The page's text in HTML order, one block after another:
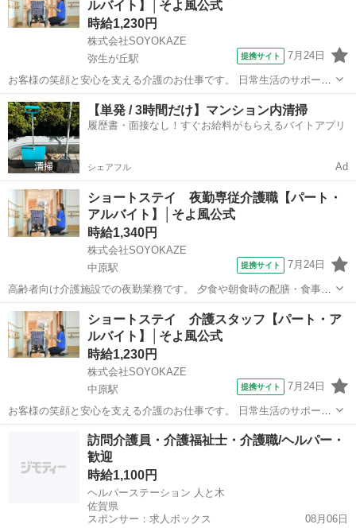
ルバイト】│そよ風公式
時給1,230円
株式会社SOYOKAZE
弥生が丘駅
提携サイト 7月24日
お客様の笑顔と安心を支える介護のお仕事です。 日常生活のサポート
や身体介助（食事・入浴・排せつ・移乗など）をはじめ、レクリエー
ションの企画・実施、ご利用報告などの書類作成、送迎業務など幅広
い業務を担当。 チームで協力しながら...
佐賀 鳥栖市 弥生が丘駅 介護
【単発 / 3時間だけ】マンション内清掃
履歴書・面接なし！すぐお給料がもらえるバイトアプリ
シェアフル Ad
ショートステイ 夜勤専従介護職【パート・
アルバイト】│そよ風公式
時給1,340円
株式会社SOYOKAZE
中原駅
提携サイト 7月24日
高齢者向け介護施設での夜勤業務です。 夕食や朝食時の配膳・食事介
助、就寝・起床時の移動や排泄介助など、夜間の生活支援全般を担
当。 巡回や安否確認、急変時の対応、介護記録の作成も行います。 空
き時間にはフロアや居室の清掃、洗濯...
佐賀 三養基郡 中原駅 介護
ショートステイ 介護スタッフ【パート・ア
ルバイト】│そよ風公式
時給1,230円
株式会社SOYOKAZE
中原駅
提携サイト 7月24日
お客様の笑顔と安心を支える介護のお仕事です。 日常生活のサポート
や身体介助（食事・入浴・排せつ・移乗など）をはじめ、レクリエー
ションの企画・実施、ご利用報告などの書類作成、送迎業務など幅広
い業務を担当。 チームで協力しながら...
三養基郡 中原駅 介護
訪問介護員・介護福祉士・介護職/ヘルパー・
歓迎
時給1,100円
ヘルパーステーション 人と木
佐賀県
スポンサー：求人ボックス
08月06日